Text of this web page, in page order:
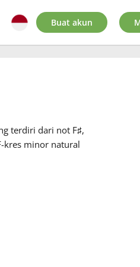
Buat akun
terdiri dari not F♯,
kres minor natural